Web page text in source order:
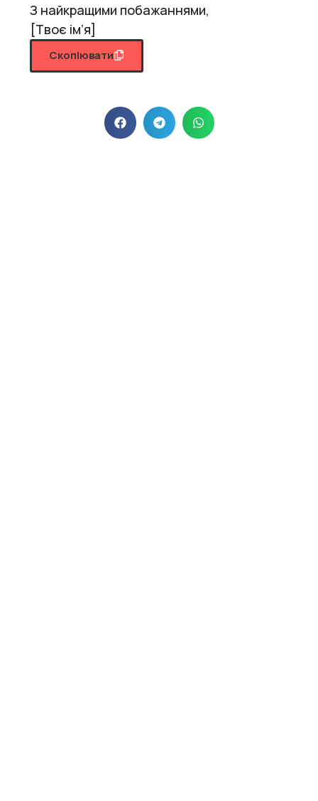
З найкращими побажаннями,
[Твоє ім’я]
Скопіювати